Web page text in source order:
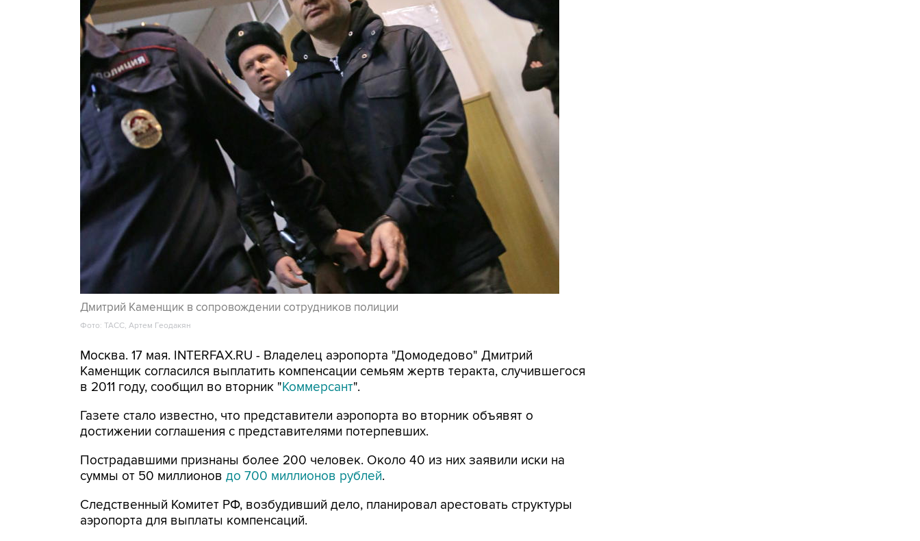
Дмитрий Каменщик в сопровождении сотрудников полиции
Фото: ТАСС, Артем Геодакян
Москва. 17 мая. INTERFAX.RU - Владелец аэропорта "Домодедово" Дмитрий
Каменщик согласился выплатить компенсации семьям жертв теракта, случившегося
в 2011 году, сообщил во вторник "Коммерсант".
Газете стало известно, что представители аэропорта во вторник объявят о
достижении соглашения с представителями потерпевших.
Пострадавшими признаны более 200 человек. Около 40 из них заявили иски на
суммы от 50 миллионов до 700 миллионов рублей.
Следственный Комитет РФ, возбудивший дело, планировал арестовать структуры
аэропорта для выплаты компенсаций.